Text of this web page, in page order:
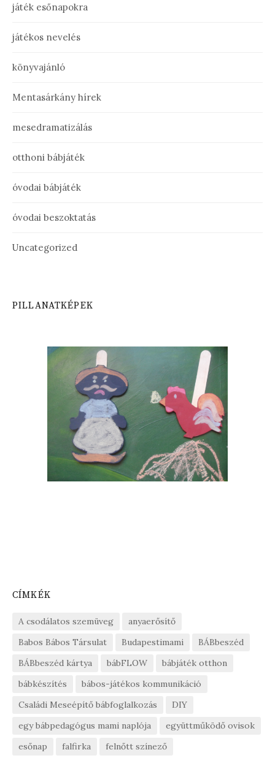
játék esőnapokra
játékos nevelés
könyvajánló
Mentasárkány hírek
mesedramatizálás
otthoni bábjáték
óvodai bábjáték
óvodai beszoktatás
Uncategorized
PILLANATKÉPEK
CÍMKÉK
A csodálatos szemüveg
anyaerősítő
Babos Bábos Társulat
Budapestimami
BÁBbeszéd
BÁBbeszéd kártya
bábFLOW
bábjáték otthon
bábkészítés
bábos-játékos kommunikáció
Családi Meseépítő bábfoglalkozás
DIY
egy bábpedagógus mami naplója
együttműködő ovisok
esőnap
falfirka felnőtt színező